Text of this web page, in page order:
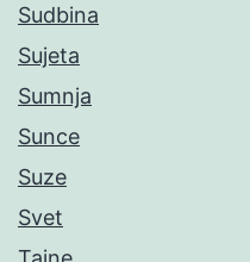
Sudbina
Sujeta
Sumnja
Sunce
Suze
Svet